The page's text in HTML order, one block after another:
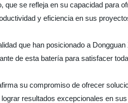
se refleja en su capacidad para
y eficiencia en sus
que han posicionado a
de esta batería para satisfacer
su compromiso de ofrecer
resultados excepcionales en